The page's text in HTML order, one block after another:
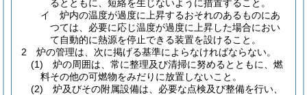
るとともに、短絡を生じないように措置すること。
イ
炉内の温度が過度に上昇するおそれのあるものにあ
つては、必要に応じ温度が過度に上昇した場合におい
て自動的に熱源を停止できる装置を設けること。
2
炉の管理は、次に掲げる基準によらなければならない。
(1)
炉の周囲は、常に整理及び清掃に努めるとともに、燃
料その他の可燃物をみだりに放置しないこと。
(2)
炉及びその附属設備は、必要な点検及び整備を行い、